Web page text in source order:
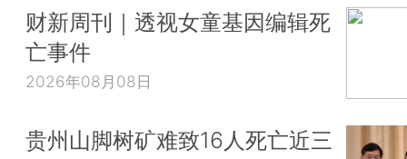
财新周刊｜透视女童基因编辑死
亡事件
2026年08月08日
贵州山脚树矿难致16人死亡近三